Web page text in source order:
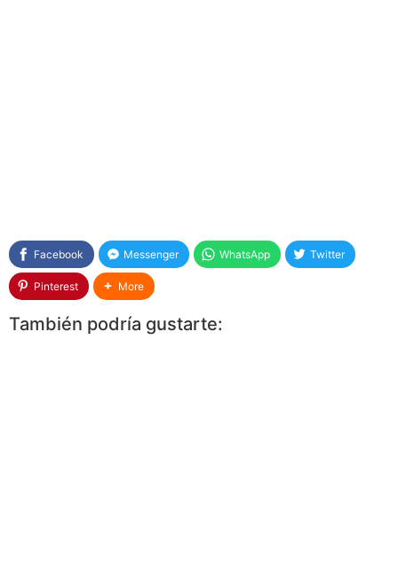
Facebook Messenger WhatsApp Twitter
Pinterest More
También podría gustarte: